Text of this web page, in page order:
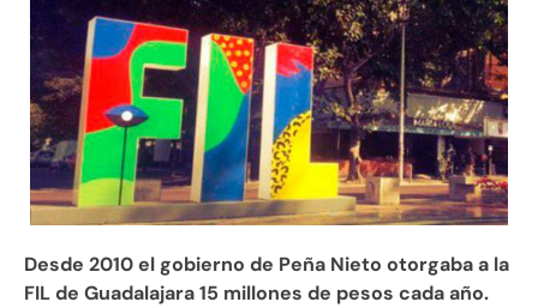
Desde 2010 el gobierno de Peña Nieto otorgaba a la
FIL de Guadalajara 15 millones de pesos cada año.